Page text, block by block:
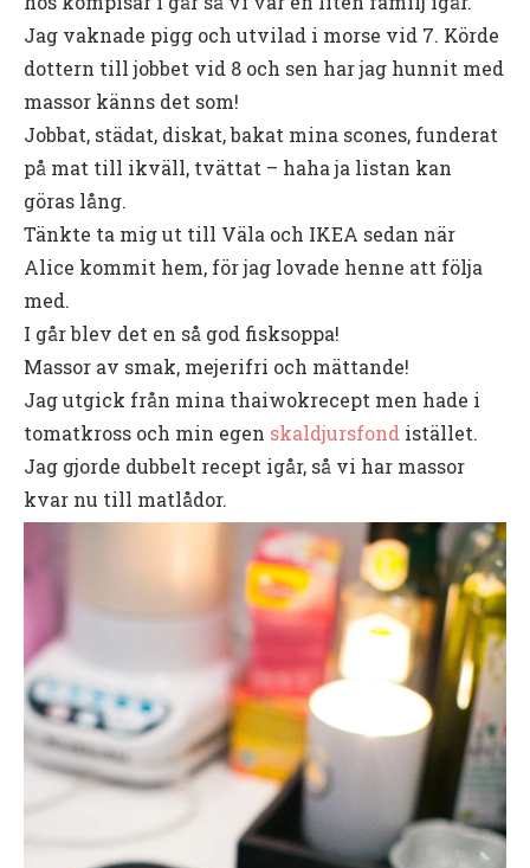
Jag vaknade pigg och utvilad i morse vid 7. Körde
dottern till jobbet vid 8 och sen har jag hunnit med
massor känns det som!
Jobbat, städat, diskat, bakat mina scones, funderat
på mat till ikväll, tvättat – haha ja listan kan
göras lång.
Tänkte ta mig ut till Väla och IKEA sedan när
Alice kommit hem, för jag lovade henne att följa
med.
I går blev det en så god fisksoppa!
Massor av smak, mejerifri och mättande!
Jag utgick från mina thaiwokrecept men hade i
tomatkross och min egen skaldjursfond istället.
Jag gjorde dubbelt recept igår, så vi har massor
kvar nu till matlådor.